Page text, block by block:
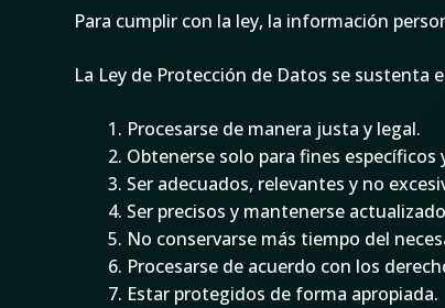
Para cumplir con la ley, la información
La Ley de Protección de Datos se sustenta
Procesarse de manera justa y legal.
Obtenerse solo para fines específicos
Ser adecuados, relevantes y no
Ser precisos y mantenerse
No conservarse más tiempo del
Procesarse de acuerdo con los
Estar protegidos de forma apropiada.